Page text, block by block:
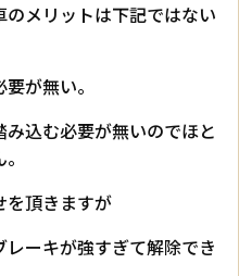
メリットは下記ではない
が無い。
込む必要が無いのでほと
頂きますが
ーキが強すぎて解除でき